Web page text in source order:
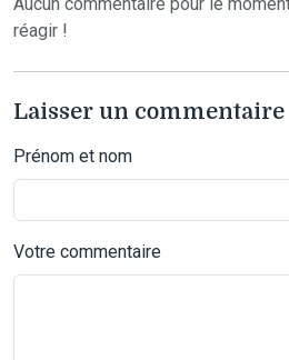
réagir !
Laisser un commentaire
Prénom et nom
Votre commentaire